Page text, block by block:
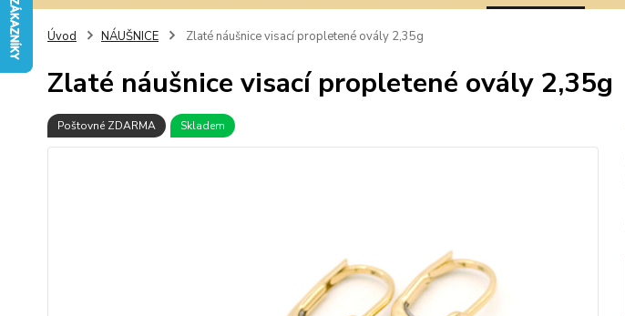
Úvod NÁUŠNICE Zlaté náušnice visací propletené ovály 2,35g
Zlaté náušnice visací propletené ovály 2,35g
Poštovné ZDARMA Skladem